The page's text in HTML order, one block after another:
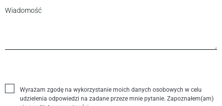
Wyrażam zgodę na wykorzystanie moich danych osobowych w celu
udzielenia odpowiedzi na zadane przeze mnie pytanie. Zapoznałem(am)